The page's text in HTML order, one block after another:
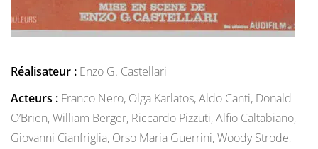
Réalisateur : Enzo G. Castellari
Acteurs : Franco Nero, Olga Karlatos,Aldo Canti, Donald
O’Brien,William Berger, Riccardo Pizzuti,Alfio Caltabiano,
Giovanni Cianfriglia, Orso Maria Guerrini,Woody Strode,